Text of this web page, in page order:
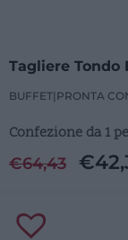
Tagliere Tondo
BUFFET| PRONTA
Confezione da 1
€64,43 €